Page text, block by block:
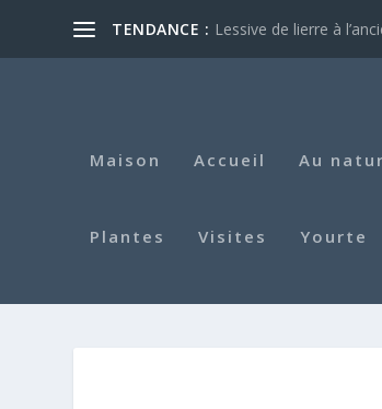
TENDANCE : Lessive de lierre à
Maison Accueil Au
Plantes Visites Yourte